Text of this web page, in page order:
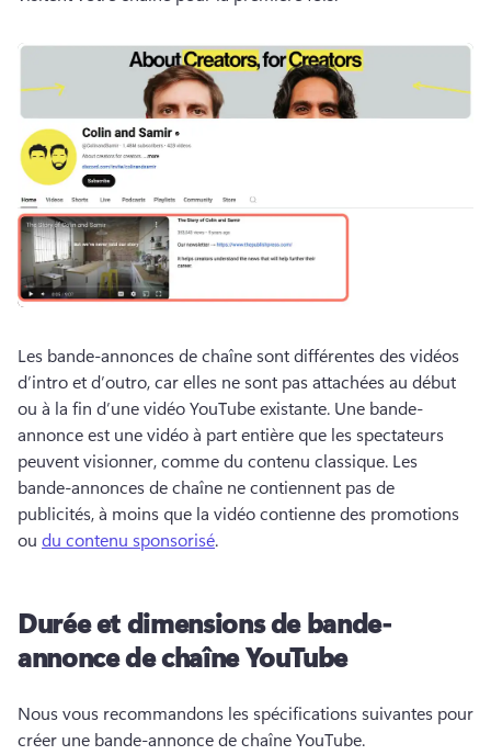
Les bande-annonces de chaîne sont différentes des vidéos
d’intro et d’outro, car elles ne sont pas attachées au début
ou à la fin d’une vidéo YouTube existante. Une bande-
annonce est une vidéo à part entière que les spectateurs
peuvent visionner, comme du contenu classique. Les
bande-annonces de chaîne ne contiennent pas de
publicités, à moins que la vidéo contienne des promotions
ou du contenu sponsorisé.
Durée et dimensions de bande-
annonce de chaîne YouTube
Nous vous recommandons les spécifications suivantes pour
créer une bande-annonce de chaîne YouTube.